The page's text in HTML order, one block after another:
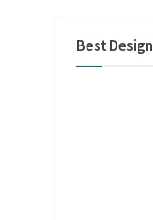
Best Design